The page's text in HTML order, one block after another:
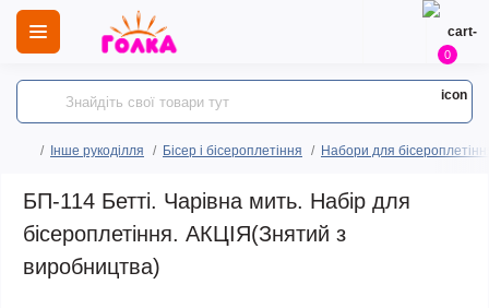
0
Інше рукоділля Бісер і бісероплетіння Набори для
БП-114 Бетті. Чарівна мить. Набір для
бісероплетіння. АКЦІЯ(Знятий з
виробництва)